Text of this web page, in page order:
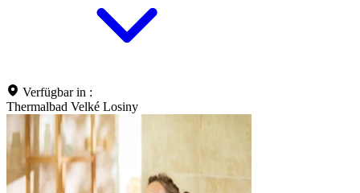
Verfügbar in :
Thermalbad Velké Losiny